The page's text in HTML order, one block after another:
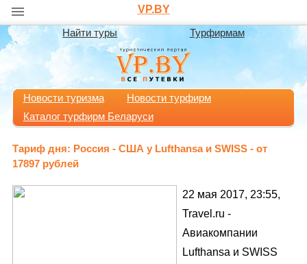
VP.BY
Найти туры Турфирмам
Новости туризма
Новости турфирм
Каталог турфирм Беларуси
Тариф дня: Россия - США у Lufthansa и SWISS - от
17897 рублей
22 мая 2017, 23:55,
Travel.ru -
Авиакомпании
Lufthansa и SWISS